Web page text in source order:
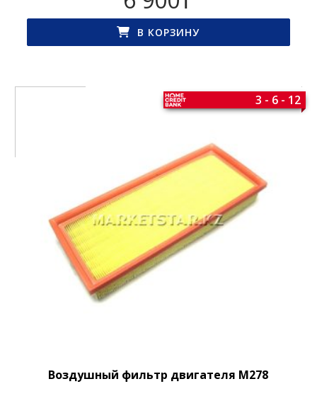
В КОРЗИНУ
Воздушный фильтр двигателя M278
3 - 6 - 12